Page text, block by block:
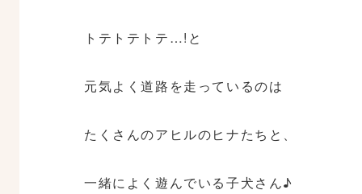
トテトテトテ…!と
元気よく道路を走っているのは
たくさんのアヒルのヒナたちと、
一緒によく遊んでいる子犬さん♪